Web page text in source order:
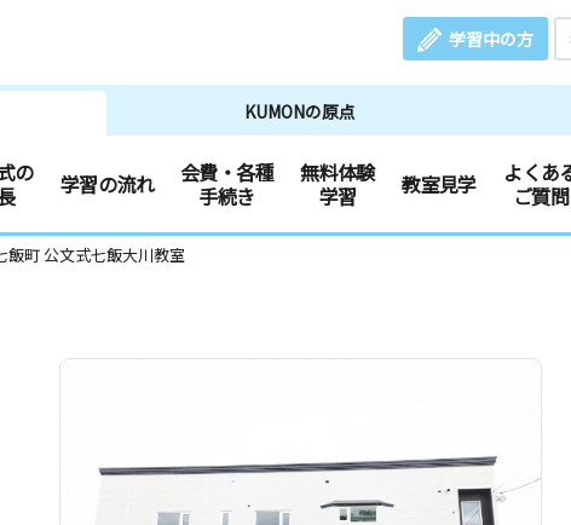
学習中の方
KUMONの原点
の
学習の流れ
会費・各種
手続き
無料体験
学習
教室見学
よくあ
ご質問
飯町 公文式七飯大川教室